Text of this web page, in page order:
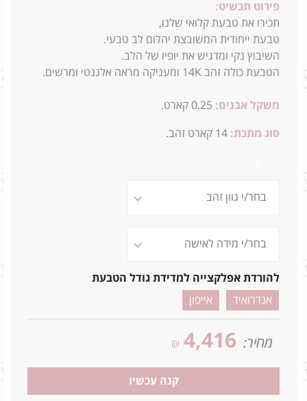
פירוט תכשיט:
תכירו את טבעת קלואי שלנו,
טבעת ייחודית המשובצת יהלום לב טבעי.
השיבוץ נקי ומדגיש את יופיו של הלב.
הטבעת כולה זהב 14K ומעניקה מראה אלגנטי ומרשים.
משקל אבנים: 0.25 קארט.
סוג מתכת: 14 קארט זהב.
להורדת אפלקצייה למדידת גודל הטבעת
אנדרואיד
אייפון
מחיר: 4,416
₪
קנה עכשיו